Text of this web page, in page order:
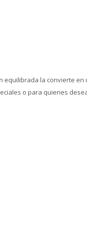
equilibrada la convierte
o para quienes